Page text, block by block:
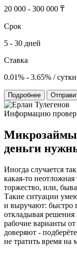
20 000 - 300 000 ₸
Срок
5 - 30 дней
Ставка
0.01% - 3.65% / сутки
Подробнее
Информацию
Микрозаймы
деньги
Иногда случается
какая-то
торжество, или,
Такие ситуации
и выручают: быстро
откладывая
рабочие варианты
доверяют -
не тратить время на